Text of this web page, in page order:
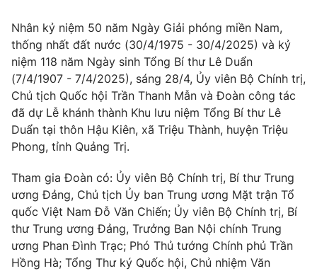
Câu chuyện quốc tế
Thị trường
Góc doanh nghiệp
Truyền hình
Phim VTV
Hậu trường
Nhân vật
Khán giả
Giải sao mai
Giải trí
Điện ảnh
Âm nhạc
Sao
Đời sống
Làm đẹp
Chất lượng cuộc sống
Giáo dục
Tuyển sinh
Học trực tuyến
Công nghệ
Hitech Công nghệ tương lai
Giao lưu trực tuyến
Nhân kỷ niệm 50 năm Ngày Giải phóng miền Nam,
thống nhất đất nước (30/4/1975 - 30/4/2025) và kỷ
niệm 118 năm Ngày sinh Tổng Bí thư Lê Duẩn
(7/4/1907 - 7/4/2025), sáng 28/4, Ủy viên Bộ Chính trị,
Chủ tịch Quốc hội Trần Thanh Mẫn và Đoàn công tác
đã dự Lễ khánh thành Khu lưu niệm Tổng Bí thư Lê
Duẩn tại thôn Hậu Kiên, xã Triệu Thành, huyện Triệu
Phong, tỉnh Quảng Trị.
Tham gia Đoàn có: Ủy viên Bộ Chính trị, Bí thư Trung
ương Đảng, Chủ tịch Ủy ban Trung ương Mặt trận Tổ
quốc Việt Nam Đỗ Văn Chiến; Ủy viên Bộ Chính trị, Bí
thư Trung ương Đảng, Trưởng Ban Nội chính Trung
ương Phan Đình Trạc; Phó Thủ tướng Chính phủ Trần
Hồng Hà; Tổng Thư ký Quốc hội, Chủ nhiệm Văn